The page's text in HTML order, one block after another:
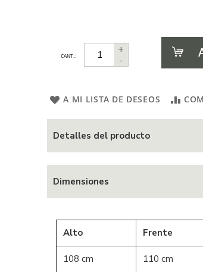
CANT.:
+
-
A MI LISTA DE DESEOS
Detalles del producto
Dimensiones
Alto Frente
108 cm 110 cm